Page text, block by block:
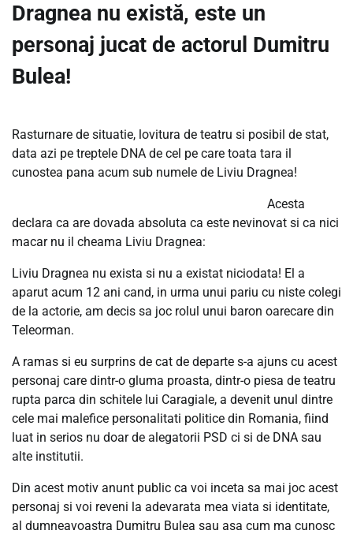
Dragnea nu există, este un
personaj jucat de actorul Dumitru
Bulea!
Rasturnare de situatie, lovitura de teatru si posibil de stat,
data azi pe treptele DNA de cel pe care toata tara il
cunostea pana acum sub numele de Liviu Dragnea!
Acesta
declara ca are dovada absoluta ca este nevinovat si ca nici
macar nu il cheama Liviu Dragnea:
Liviu Dragnea nu exista si nu a existat niciodata! El a
aparut acum 12 ani cand, in urma unui pariu cu niste colegi
de la actorie, am decis sa joc rolul unui baron oarecare din
Teleorman.
A ramas si eu surprins de cat de departe s-a ajuns cu acest
personaj care dintr-o gluma proasta, dintr-o piesa de teatru
rupta parca din schitele lui Caragiale, a devenit unul dintre
cele mai malefice personalitati politice din Romania, fiind
luat in serios nu doar de alegatorii PSD ci si de DNA sau
alte institutii.
Din acest motiv anunt public ca voi inceta sa mai joc acest
personaj si voi reveni la adevarata mea viata si identitate,
al dumneavoastra Dumitru Bulea sau asa cum ma cunosc